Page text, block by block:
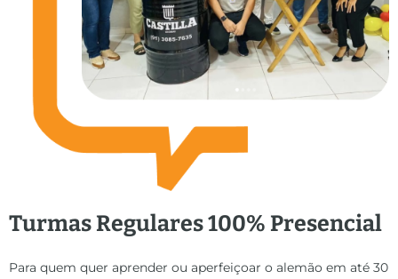
Turmas Regulares100% Presencial
Para quem quer aprender ou aperfeiçoar o alemão em até 30